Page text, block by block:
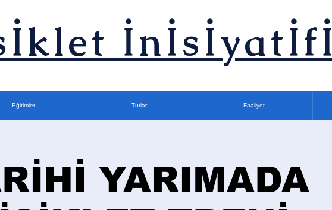
İnİsİyatİfİ
Eğitimler Turlar Faaliyet
YARIMADA